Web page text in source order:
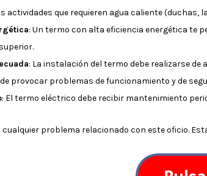
actividades que requieren agua caliente (duchas,
: Un termo con alta eficiencia energética te
: La instalación del termo debe realizarse
provocar problemas de funcionamiento y de
: El termo eléctrico debe recibir mantenimiento
cualquier problema relacionado con este oficio.